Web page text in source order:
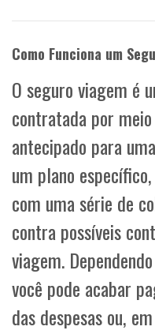
Como Funciona um
O seguro viagem é
contratada por
antecipado para
um plano
com uma série de
contra possíveis
viagem.
você pode acabar
das despesas ou,